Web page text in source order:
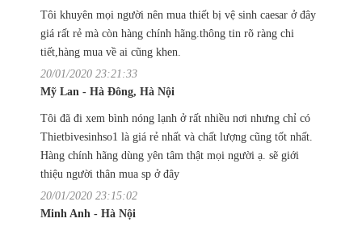
Tôi khuyên mọi người nên mua thiết bị vệ sinh caesar ở đây
giá rất rẻ mà còn hàng chính hãng.thông tin rõ ràng chi
tiết,hàng mua về ai cũng khen.
20/01/2020 23:21:33
Mỹ Lan - Hà Đông, Hà Nội
Tôi đã đi xem bình nóng lạnh ở rất nhiều nơi nhưng chỉ có
Thietbivesinhso1 là giá rẻ nhất và chất lượng cũng tốt nhất.
Hàng chính hãng dùng yên tâm thật mọi người ạ. sẽ giới
thiệu người thân mua sp ở đây
20/01/2020 23:15:02
Minh Anh - Hà Nội